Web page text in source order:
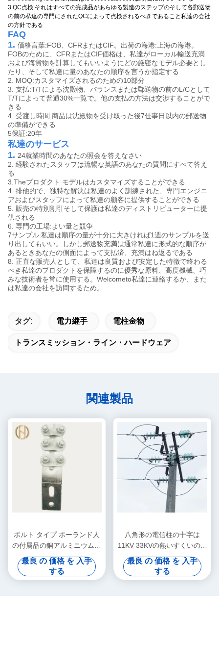
3.QC点検:それはすべての完成品があらゆる製造のステップのそして各郵送物
の前の私達の専門にされたQCによって点検されるべきであること私達の会社
の方針である
FAQ
1. 価格言葉:FOB、CFRまたはCIF。出荷の海港:上海の海港。
FOBのために、CFRまたはCIF価格は、私達がローカル輸送充満
および海貨物を計算してもいいようにどの厳密なモデル必要とし
たり、そして私達に量のあなたの順序を言うか指定する
2. MOQ:カスタマイズされるのための10部分
3. 支払:T/Tによる沈殿物、バランスまたは郵送物の前のL/Cとして
T/Tによって普通30%一覧で。他の支払の方法は交渉することがで
きる
4. 受渡し時間:商品は沈殿物を受け取った後7仕事日以内の郵送物
の準備ができる
5保証:20年
私達のサービス
1. 24就業時間のあなたの照会を答えなさい
2. 経験されたスタッフは流暢な英語のあなたの質問にすべて答え
る
3.Theプロダクト モデルはカスタマイズすることができる
4. 排他的で、独特な解決は私達のよく訓練された、専門エンジニ
アおよびスタッフによって私達の顧客に提供することができる
5. 販売の特別割引そして保護は私達のディストリビューターに提
供される
6. 専門の工場:よい量と競争
7サンプル:私達は順序の量が十分に大きければ1週のサンプルを送
り出してもいい。しかし郵送物充満は通常私達に形式的な順序が
あるときあなたの側面によって支払済、充満はね返るである
8. 正直な販売人として、私達は良質および安定した特徴で終わる
べき私達のプロダクトを保障するのに優秀な原料、高度機械、巧
みな技術者を常に使用する。Welcometo私達に連絡するか、また
は私達の会社を訪問するため。
タグ: 電力継手 電柱金物
トランスミッション・ライン・ハードウェア
関連製品
ボルト タイプ ポーランド人
の付属品の銅アルミニウム転
移ターミナル クランプ
最良 の 価格 を 入手
する
八角形の電信柱の十字は
11KV 33KVの熱いすくいの亜
鉛めっきの表面処理を武装さ
せます
最良 の 価格 を 入手
する